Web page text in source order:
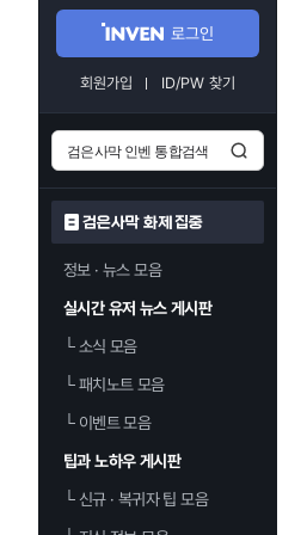
로그인
회원가입 ID/PW 찾기
검은사막 화제 집중
정보 · 뉴스 모음
실시간 유저 뉴스 게시판
└소식 모음
└패치노트 모음
└이벤트 모음
팁과 노하우 게시판
└신규 · 복귀자 팁 모음